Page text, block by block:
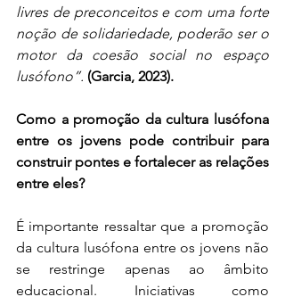
livres de preconceitos e com uma forte
noção de solidariedade, poderão ser o
motor da coesão social no espaço
lusófono”. (Garcia, 2023).
Como a promoção da cultura lusófona
entre os jovens pode contribuir para
construir pontes e fortalecer as relações
entre eles?
É importante ressaltar que a promoção
da cultura lusófona entre os jovens não
se restringe apenas ao âmbito
educacional. Iniciativas como